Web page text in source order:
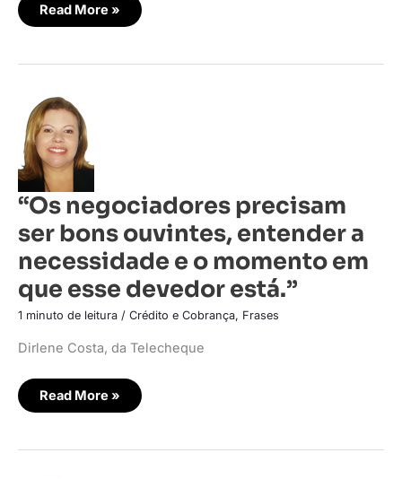
Read More »
“Os negociadores precisam
ser bons ouvintes, entender a
necessidade e o momento em
que esse devedor está.”
1 minuto de leitura / Crédito e Cobrança, Frases
Dirlene Costa, da Telecheque
“Os
negociadores
precisam
ser
bons
ouvintes,
entender
a
necessidade
e
o
momento
em
que
devedor
está.”
Read More »